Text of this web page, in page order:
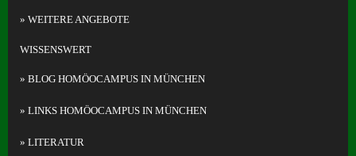
WEITERE ANGEBOTE
WISSENSWERT
BLOG HOMÖOCAMPUS IN MÜNCHEN
LINKS HOMÖOCAMPUS IN MÜNCHEN
LITERATUR